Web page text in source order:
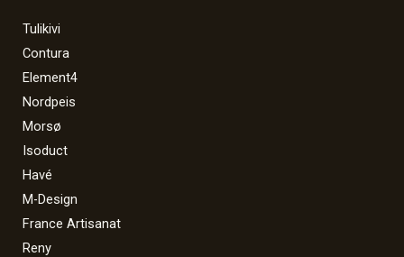
Tulikivi
Contura
Element4
Nordpeis
Morsø
Isoduct
Havé
M-Design
France Artisanat
Reny